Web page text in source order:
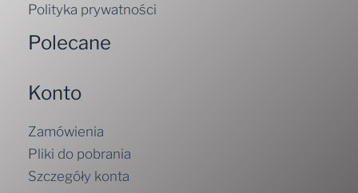
Polityka prywatności
Polecane
Konto
Zamówienia
Pliki do pobrania
Szczegóły konta